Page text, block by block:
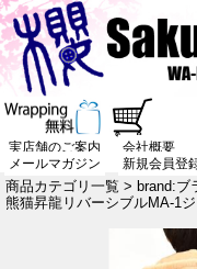
実店舗のご案内 会社概要
メールマガジン
新規会員登
商品カテゴリ一覧 > brand:ブ
熊猫昇龍リバーシブルMA-1